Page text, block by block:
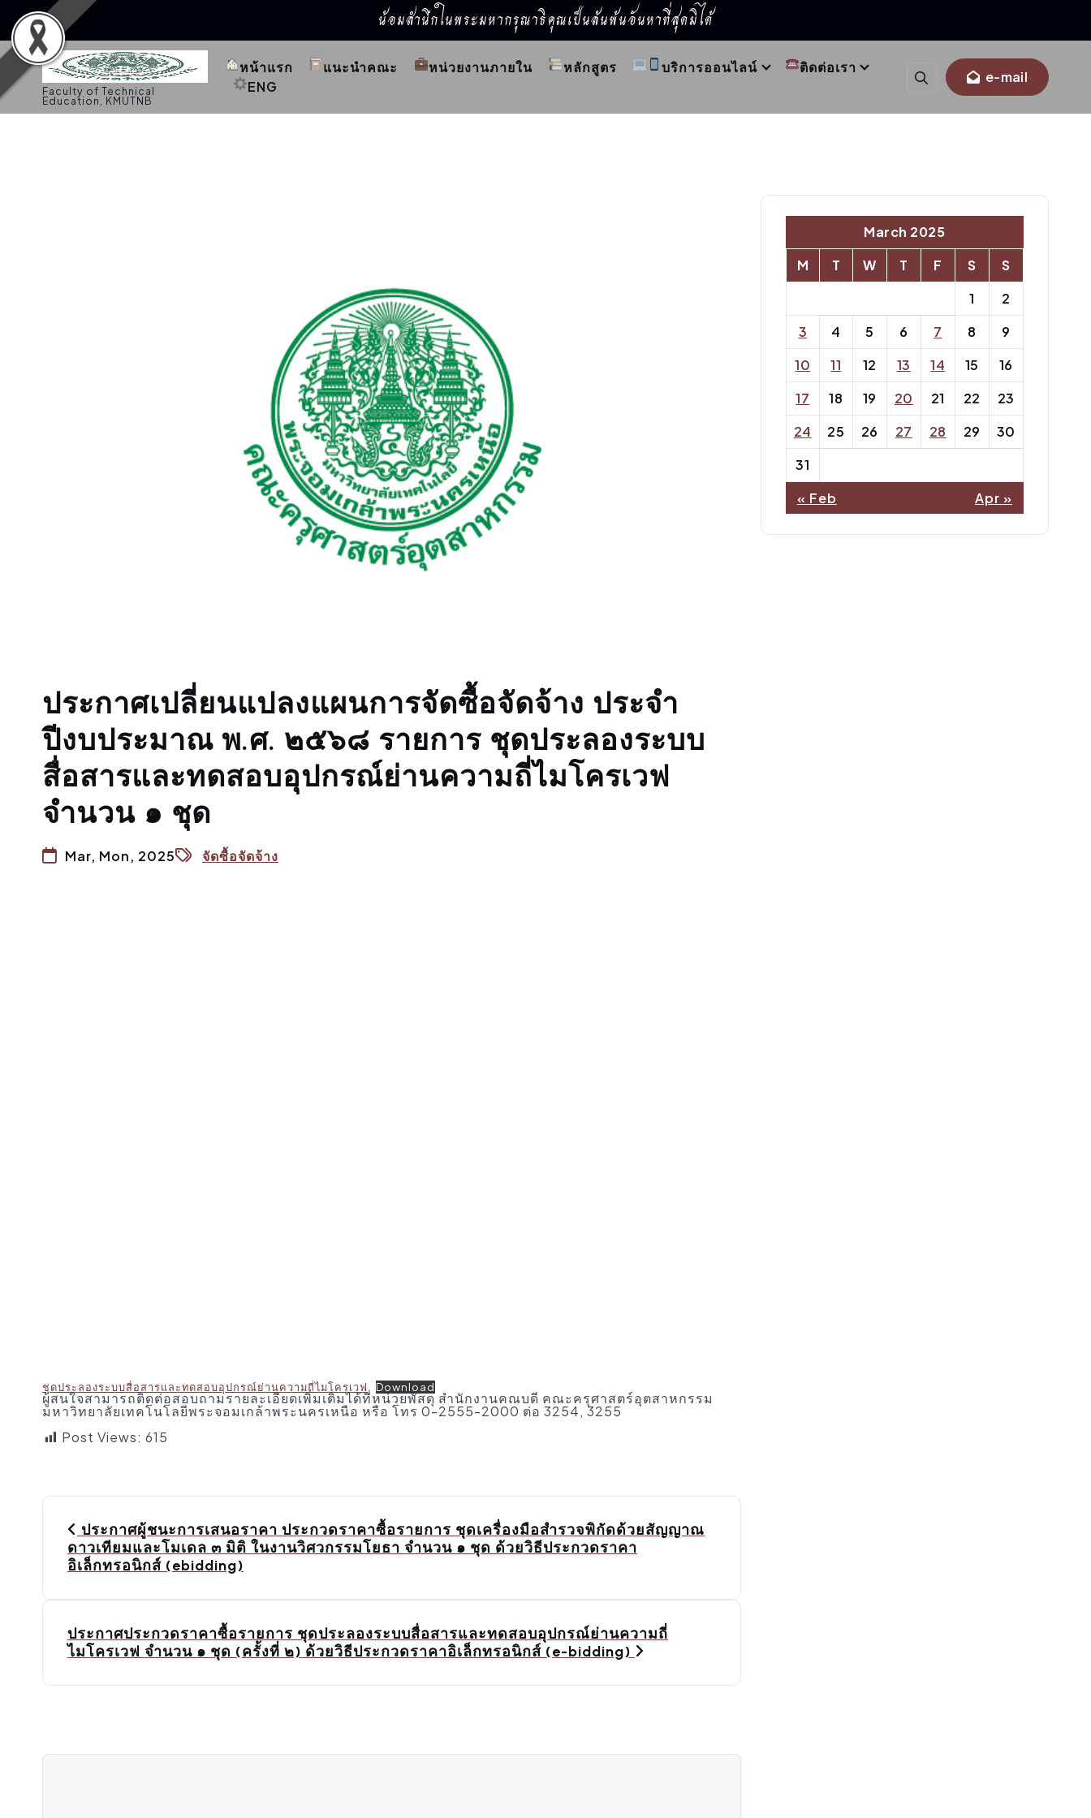
น้อมสำนึกในพระมหากรุณาธิคุณเป็นล้นพ้นอันหาที่สุดมิได้
S
k
t
o
Faculty of Technical
Education, KMUTNB
หน้าแรก แนะนำคณะ หน่วยงานภายใน หลักสูตร บริการออนไลน์
ติดต่อเรา
ENG
e-mail
ประกาศเปลี่ยนแปลงแผนการจัดซื้อจัดจ้าง ประจำ
ปีงบประมาณ พ.ศ. ๒๕๖๘ รายการ ชุดประลองระบบ
สื่อสารและทดสอบอุปกรณ์ย่านความถี่ไมโครเวฟ
จำนวน ๑ ชุด
Mar, Mon, 2025 จัดซื้อจัดจ้าง
ชุดประลองระบบสื่อสารและทดสอบอุปกรณ์ย่านความถี่ไมโครเวฟ Download
ผู้สนใจสามารถติดต่อสอบถามรายละเอียดเพิ่มเติมได้ที่หน่วยพัสดุ สำนักงานคณบดี คณะครุศาสตร์อุตสาหกรรม
มหาวิทยาลัยเทคโนโลยีพระจอมเกล้าพระนครเหนือ หรือ โทร 0-2555-2000 ต่อ 3254, 3255
Post Views: 615
ประกาศผู้ชนะการเสนอราคา ประกวดราคาซื้อรายการ ชุดเครื่องมือสำรวจพิกัดด้วยสัญญาณ
ดาวเทียมและโมเดล ๓ มิติ ในงานวิศวกรรมโยธา จำนวน ๑ ชุด ด้วยวิธีประกวดราคา
อิเล็กทรอนิกส์ (ebidding)
ประกาศประกวดราคาซื้อรายการ ชุดประลองระบบสื่อสารและทดสอบอุปกรณ์ย่านความถี่
ไมโครเวฟ จำนวน ๑ ชุด (ครั้งที่ ๒) ด้วยวิธีประกวดราคาอิเล็กทรอนิกส์ (e-bidding)
March 2025
M
T W T F S
S
1
2
3
4 5 6 7 8
9
10
11 12 13 14 15
16
17
18 19 20 21 22
23
24
25 26 27 28 29
30
31
« Feb
Apr »